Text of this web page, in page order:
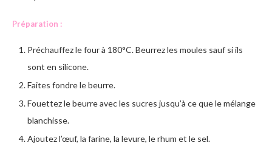
Préparation :
Préchauffez le four à 180°C. Beurrez les moules sauf si ils
sont en silicone.
Faites fondre le beurre.
Fouettez le beurre avec les sucres jusqu’à ce que le mélange
blanchisse.
Ajoutez l’œuf, la farine, la levure, le rhum et le sel.